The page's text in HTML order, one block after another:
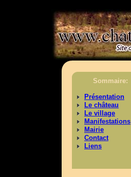
Sommaire:
Présentation
Le château
Le village
Manifestations
Mairie
Contact
Liens